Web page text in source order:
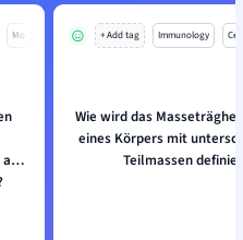
Mo
auf
+ Add tag Immunology
Wie wird das
eines Körpers mit
Teilmassen